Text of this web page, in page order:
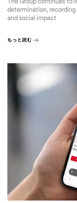
The Group continues to
determination,
and social impact
もっと読む